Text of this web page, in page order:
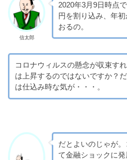
信太郎
2020年3月9日時点で
円を割り込み、年
おるの。
コロナウィルスの懸念が収束す
は上昇するのではないですか？
は仕込み時な気が・・・。
だとよいのじゃが
て金融ショックに